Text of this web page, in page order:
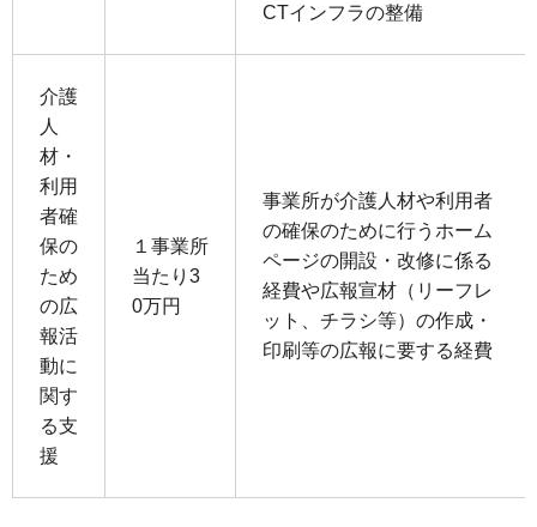
CTインフラの整備
介護
⼈
材・
利⽤
者確
保の
ため
の広
報活
動に
関す
る⽀
援
１事業所
当たり3
0万円
事業所が介護⼈材や利⽤者
の確保のために⾏うホーム
ページの開設・改修に係る
経費や広報宣材（リーフレ
ット、チラシ等）の作成・
印刷等の広報に要する経費